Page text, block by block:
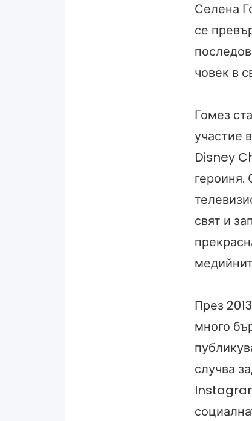
Селена
се
човек в
Гомез
участие
Disney
героиня.
свят и
През
много
случва